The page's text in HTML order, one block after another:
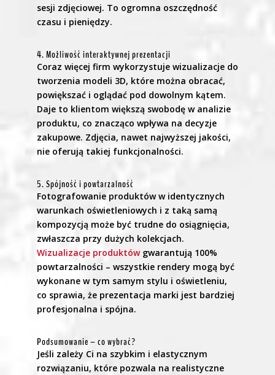
sesji zdjęciowej. To ogromna oszczędność
czasu i pieniędzy.
4. Możliwość interaktywnej prezentacji
Coraz więcej firm wykorzystuje wizualizacje do
tworzenia modeli 3D, które można obracać,
powiększać i oglądać pod dowolnym kątem.
Daje to klientom większą swobodę w analizie
produktu, co znacząco wpływa na decyzje
zakupowe. Zdjęcia, nawet najwyższej jakości,
nie oferują takiej funkcjonalności.
5. Spójność i powtarzalność
Fotografowanie produktów w identycznych
warunkach oświetleniowych i z taką samą
kompozycją może być trudne do osiągnięcia,
zwłaszcza przy dużych kolekcjach.
Wizualizacje produktówgwarantują 100%
powtarzalności – wszystkie rendery mogą być
wykonane w tym samym stylu i oświetleniu,
co sprawia, że prezentacja marki jest bardziej
profesjonalna i spójna.
Podsumowanie – co wybrać?
Jeśli zależy Ci na szybkim i elastycznym
rozwiązaniu, które pozwala na realistyczne